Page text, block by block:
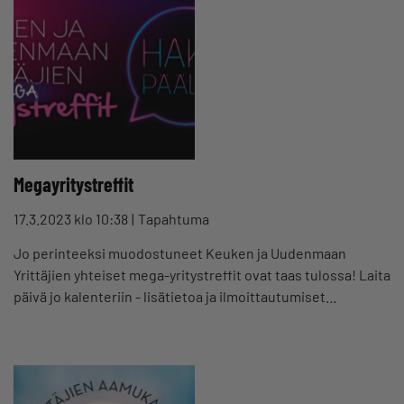
Megayritystreffit
17.3.2023 klo 10:38 Tapahtuma
Jo perinteeksi muodostuneet Keuken ja Uudenmaan
Yrittäjien yhteiset mega-yritystreffit ovat taas tulossa! Laita
päivä jo kalenteriin - lisätietoa ja ilmoittautumiset…